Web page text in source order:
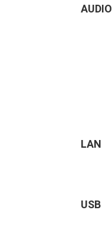
AUDIO
LAN
USB